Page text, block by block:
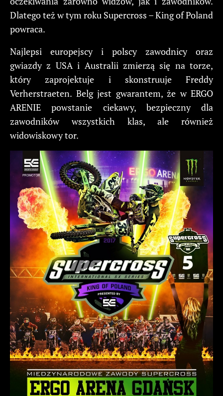
Dlatego też w tym roku Supercross – King of Poland
powraca.
Najlepsi europejscy i polscy zawodnicy oraz
gwiazdy z USA i Australii zmierzą się na torze,
który zaprojektuje i skonstruuje Freddy
Verherstraeten. Belg jest gwarantem, że w ERGO
ARENIE powstanie ciekawy, bezpieczny dla
zawodników wszystkich klas, ale również
widowiskowy tor.